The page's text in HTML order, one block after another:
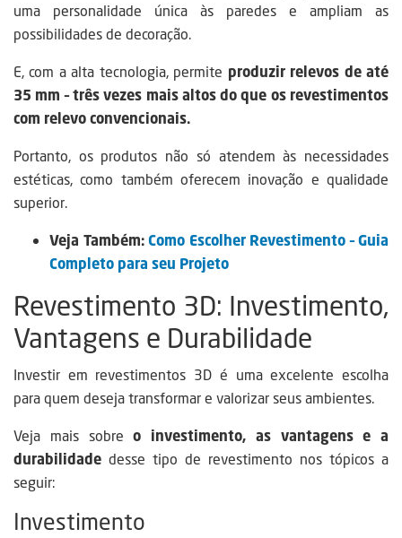
uma personalidade única às paredes e ampliam as
possibilidades de decoração.
E, com a alta tecnologia, permite produzir relevos de até
35 mm – três vezes mais altos do que os revestimentos
com relevo convencionais.
Portanto, os produtos não só atendem às necessidades
estéticas, como também oferecem inovação e qualidade
superior.
Veja Também:Como Escolher Revestimento – Guia
Completo para seu Projeto
Revestimento 3D: Investimento,
Vantagens e Durabilidade
Investir em revestimentos 3D é uma excelente escolha
para quem deseja transformar e valorizar seus ambientes.
Veja mais sobreo investimento, as vantagens e a
durabilidade desse tipo de revestimento nos tópicos a
seguir:
Investimento